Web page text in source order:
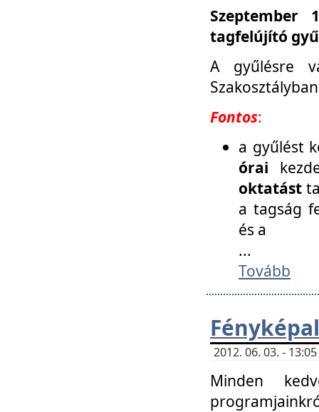
Szeptember
tagfelújító
A gyűlésre
Fontos:
a gyűlést
órai
oktatást
a tagság
és a
...
Tovább
2012. 06. 03. -
Minden